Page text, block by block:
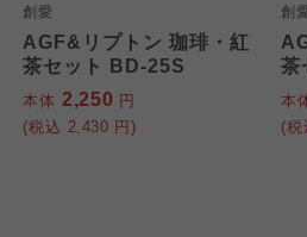
創愛
AGF&リプトン 珈琲・紅
茶セット BD-25S
本体 2,250 円
(税込 2,430 円)
創
茶
本
(税